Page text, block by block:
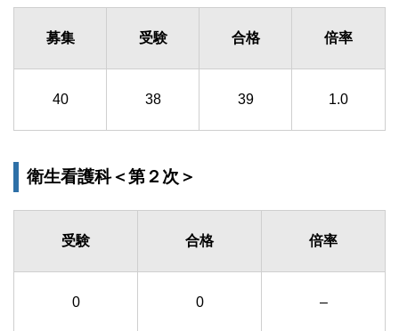
募集 受験 合格 倍率
40 38 39 1.0
衛生看護科＜第２次＞
受験 合格 倍率
0 0 –